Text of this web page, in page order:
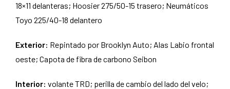
18×11 delanteras; Hoosier 275/50-15 trasero; Neumáticos
Toyo 225/40-18 delantero
Exterior: Repintado por Brooklyn Auto; Alas Labio frontal
oeste; Capota de fibra de carbono Seibon
Interior: volante TRD; perilla de cambio del lado del velo;